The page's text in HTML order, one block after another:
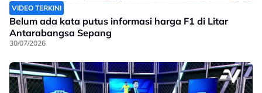
VIDEO TERKINI
Belum ada kata putus informasi harga F1 di Litar
Antarabangsa Sepang
30/07/2026